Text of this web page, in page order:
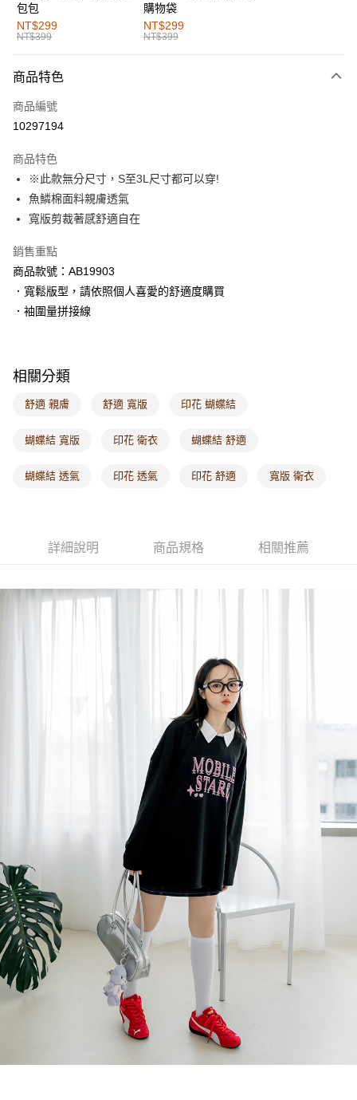
全家取貨付款
每筆NT$60，滿NT$1,000(含以上)免運費
付款後全家取貨
萊爾富取貨付款
付款後萊爾富取貨
每筆NT$60，滿NT$1,000(含以上)免運費
7-11取貨付款
每筆NT$60，滿NT$1,000(含以上)免運費
付款後7-11取貨
每筆NT$60，滿NT$1,000(含以上)免運費
付款後門市自取
每筆NT$60，滿NT$1,000(含以上)免運費
包包
NT$299
NT$399
購物袋
NT$299
NT$399
商品特色
商品編號
10297194
商品特色
※此款無分尺寸，S至3L尺寸都可以穿!
魚鱗棉面料親膚透氣
寬版剪裁著感舒適自在
銷售重點
商品款號：AB19903
．寬鬆版型，請依照個人喜愛的舒適度購買
．袖圍量拼接線
相關分類
舒適 親膚 舒適 寬版 印花 蝴蝶結
蝴蝶結 寬版 印花 衛衣 蝴蝶結 舒適
蝴蝶結 透氣 印花 透氣 印花 舒適 寬版 衛衣
詳細說明 商品規格 相關推薦